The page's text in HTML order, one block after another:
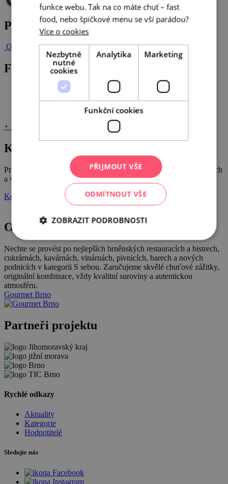
Post navigation
Ochutnejte Brno s GourmetemGourmet Jižní Morava jde vidět!
Fotogalerie
+ 1
Katalog Gourmet
Průvodce po úžasných restauracích, bistrech, kavárnách, vinařstvích
a vinotékách, pivnicích a pivovarech jižní Moravy!
Ke stažení
Ochutnejte Brno
Nechte se provést po nejlepších brněnských restauracích a bistrech,
cukrárnách, kavárnách, vinárnách, pivnicích, barech a nových
podnicích v kategorii S sebou. Zaručujeme skvělé chuťové zážitky,
originální kombinace, vždy kvalitní suroviny a autentickou
atmosféru.
Gourmet Brno
Partneři projektu
Rychlé odkazy
Aktuality
Kategorie
Hodnotitelé
Sledujte nás
funkce webu. Tak na co máte chuť – fast
food, nebo špičkové menu se vší parádou?
Více o cookies
Nezbytně
nutné
cookies
Analytika Marketing
Funkční cookies
PŘIJMOUT VŠE
ODMÍTNOUT VŠE
ZOBRAZIT PODROBNOSTI